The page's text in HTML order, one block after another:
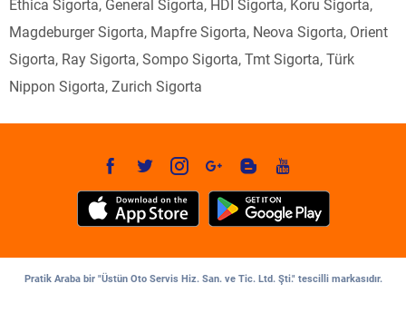
Ethica Sigorta, General Sigorta, HDİ Sigorta, Koru Sigorta,
Magdeburger Sigorta, Mapfre Sigorta, Neova Sigorta, Orient
Sigorta, Ray Sigorta, Sompo Sigorta, Tmt Sigorta, Türk
Nippon Sigorta, Zurich Sigorta
Pratik Araba bir "Üstün Oto Servis Hiz. San. ve Tic. Ltd. Şti." tescilli markasıdır.